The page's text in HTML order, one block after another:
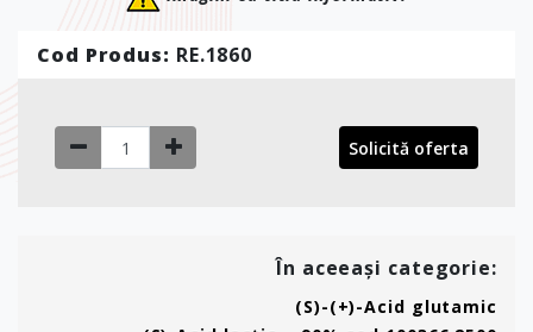
Cod Produs: RE.1860
Solicită oferta
În aceeași categorie:
(S)-(+)-Acid glutamic